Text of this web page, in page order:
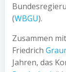
(WBGU).
Zusammen
Friedrich
Jahren, das